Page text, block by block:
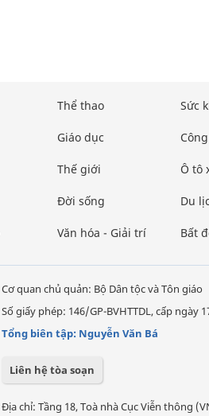
Thể thao
Giáo dục
Thế giới
Đời sống
Văn hóa - Giải trí
Sức
Ô tô
Du
Bất
Cơ quan chủ quản: Bộ Dân tộc và Tôn giáo
Số giấy phép: 146/GP-BVHTTDL, cấp ngày
Tổng biên tập: Nguyễn Văn Bá
Liên hệ tòa soạn
Địa chỉ: Tầng 18, Toà nhà Cục Viễn thông